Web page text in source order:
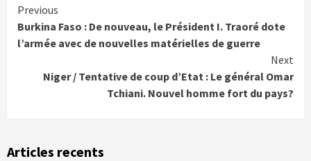
Continue
Reading
Previous
Burkina Faso : De nouveau, le Président I. Traoré dote
l’armée avec de nouvelles matérielles de guerre
Next
Niger / Tentative de coup d’Etat : Le général Omar
Tchiani. Nouvel homme fort du pays?
Articles recents